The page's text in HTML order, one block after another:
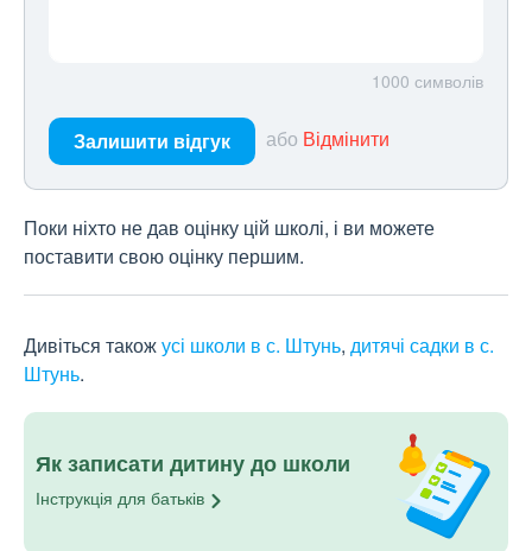
1000 символів
Залишити відгук або Відмінити
Поки ніхто не дав оцінку цій школі, і ви можете
поставити свою оцінку першим.
Дивіться такожусі школи в с. Штунь, дитячі садки в с.
Штунь.
Як записати дитину до школи
Інструкція для батьків